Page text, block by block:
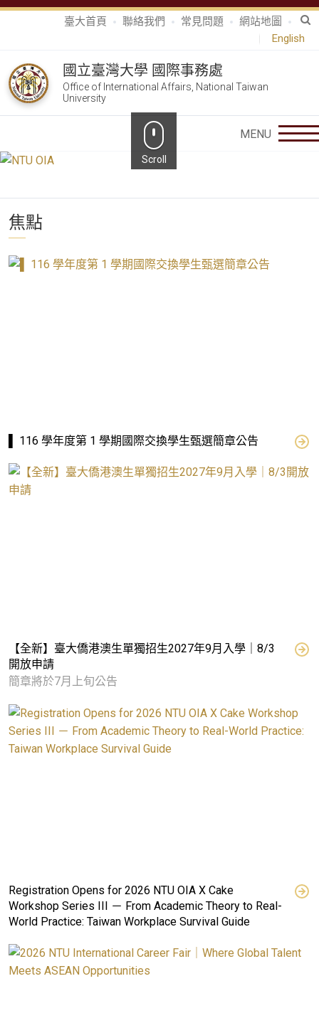
臺大首頁 聯絡我們 常見問題
網站地圖
English
國立臺灣大學 國際事務處
Office of International Affairs, National Taiwan
University
焦點
▌ 116 學年度第 1 學期國際交換學生甄選簡章公告
【全新】臺大僑港澳生單獨招生2027年9月入學｜8/3
開放申請
簡章將於7月上旬公告
Registration Opens for 2026 NTU OIA X Cake
Workshop Series III － From Academic Theory to Real-
World Practice: Taiwan Workplace Survival Guide